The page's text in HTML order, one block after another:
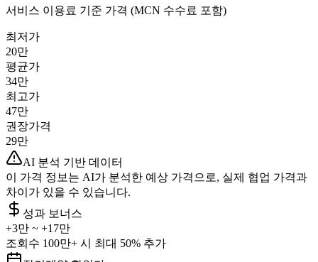
서비스 이용료 기준 가격 (MCN 수수료 포함)
최저가
20만
평균가
34만
최고가
47만
권장가격
29만
AI 분석 기반 데이터
이 가격 정보는 AI가 분석한 예상 가격으로, 실제 협업 가격과
차이가 있을 수 있습니다.
성과 보너스
+3만 ~ +17만
조회수 100만+ 시 최대 50% 추가